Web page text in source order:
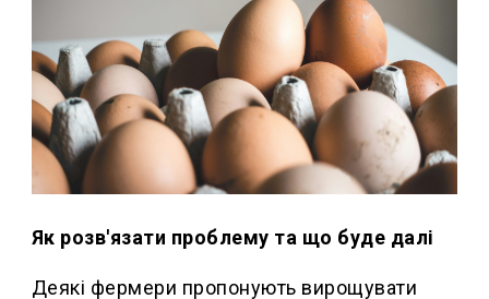
Як розв'язати проблему та що буде далі
Деякі фермери пропонують вирощувати